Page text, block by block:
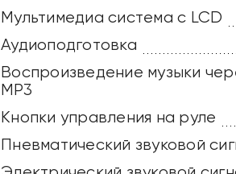
Мультимедиа система с LCD
Аудиоподготовка
Воспроизведение музыки
MP3
Кнопки управления на руле
Пневматический звуковой